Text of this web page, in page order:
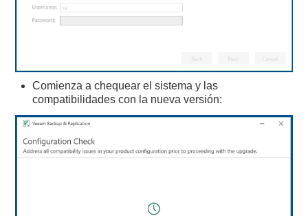
Comienza a chequear el sistema y las
compatibilidades con la nueva versión: